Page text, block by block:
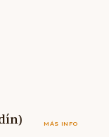
MÁS INFO